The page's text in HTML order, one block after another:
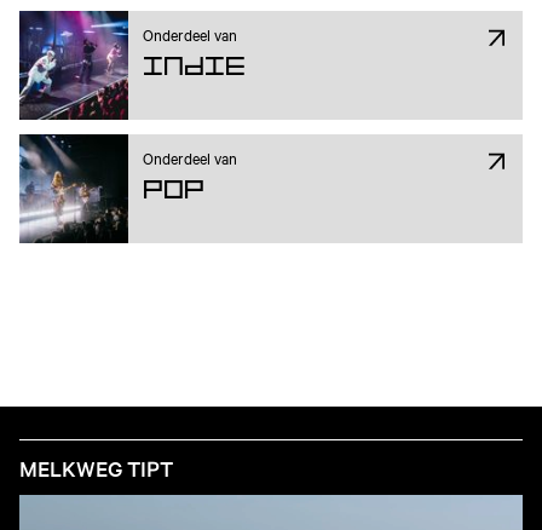
Onderdeel van
Indie
Onderdeel van
Pop
MELKWEG TIPT